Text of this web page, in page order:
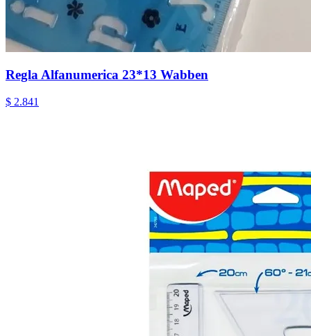
Regla Alfanumerica 23*13 Wabben
$ 2.841